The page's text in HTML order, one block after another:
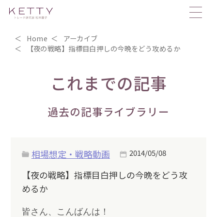
Home
アーカイブ
【夜の戦略】指標目白押しの今晩をどう攻めるか
これまでの記事
過去の記事ライブラリー
相場想定・戦略動画 2014/05/08
【夜の戦略】指標目白押しの今晩をどう攻
めるか
皆さん、こんばんは！